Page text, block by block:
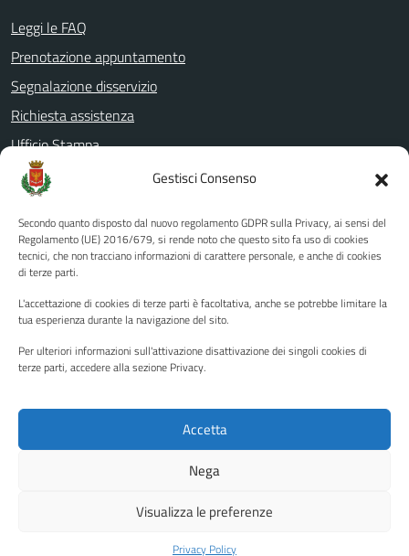
Gestisci Consenso
Secondo quanto disposto dal nuovo regolamento GDPR sulla Privacy, ai sensi del
Regolamento (UE) 2016/679, si rende noto che questo sito fa uso di cookies
tecnici, che non tracciano informazioni di carattere personale, e anche di cookies
di terze parti.
L'accettazione di cookies di terze parti è facoltativa, anche se potrebbe limitare la
tua esperienza durante la navigazione del sito.
Per ulteriori informazioni sull'attivazione disattivazione dei singoli cookies di
terze parti, accedere alla sezione Privacy.
Accetta
Nega
Visualizza le preferenze
Privacy Policy
Leggi le FAQ
Prenotazione appuntamento
Segnalazione disservizio
Richiesta assistenza
Ufficio Stampa
Amministrazione Trasparente
Albo pretorio
Informativa privacy
Note legali
Piano di miglioramento del sito
Instagram